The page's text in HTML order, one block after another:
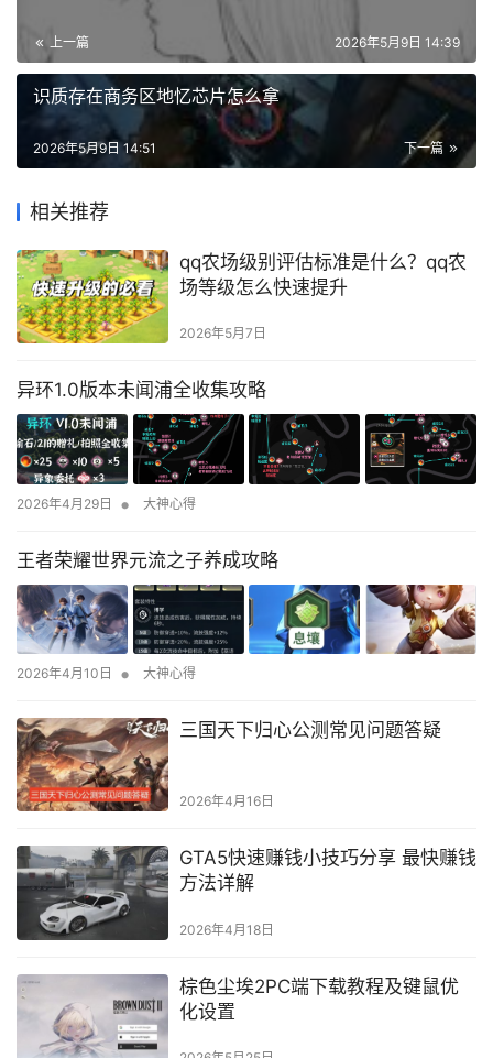
上一篇 2026年5月9日 14:39
识质存在商务区地忆芯片怎么拿
下一篇
2026年5月9日 14:51
相关推荐
qq农场级别评估标准是什么？qq农
场等级怎么快速提升
2026年5月7日
异环1.0版本未闻浦全收集攻略
2026年4月29日 • 大神心得
王者荣耀世界元流之子养成攻略
2026年4月10日 • 大神心得
三国天下归心公测常见问题答疑
2026年4月16日
GTA5快速赚钱小技巧分享 最快赚钱
方法详解
2026年4月18日
棕色尘埃2PC端下载教程及键鼠优
化设置